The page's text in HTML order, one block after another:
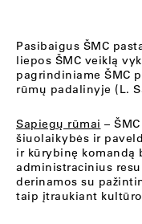
Pasibaigus ŠMC
liepos ŠMC veiklą
pagrindiniame ŠMC
rūmų padalinyje (L.
Sapiegų rūmai –
šiuolaikybės ir
ir kūrybinę komandą
administracinius
derinamos su
taip įtraukiant